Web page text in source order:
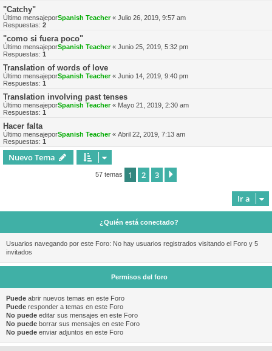
"Catchy"
Último mensajeporSpanish Teacher« Julio 26, 2019, 9:57 am
Respuestas: 2
"como si fuera poco"
Último mensajeporSpanish Teacher« Junio 25, 2019, 5:32 pm
Respuestas: 1
Translation of words of love
Último mensajeporSpanish Teacher« Junio 14, 2019, 9:40 pm
Respuestas: 1
Translation involving past tenses
Último mensajeporSpanish Teacher« Mayo 21, 2019, 2:30 am
Respuestas: 1
Hacer falta
Último mensajeporSpanish Teacher« Abril 22, 2019, 7:13 am
Respuestas: 1
Nuevo Tema
57 temas 1 2 3
Ir a
¿Quién está conectado?
Usuarios navegando por este Foro: No hay usuarios registrados visitando el Foro y 5
invitados
Permisos del foro
Puede abrir nuevos temas en este Foro
Puede responder a temas en este Foro
No puede editar sus mensajes en este Foro
No puede borrar sus mensajes en este Foro
No puede enviar adjuntos en este Foro